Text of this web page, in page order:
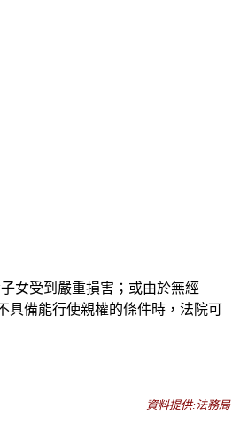
女受到嚴重損害；或由於無經
具備能行使親權的條件時，法院可
資料提供:法務局